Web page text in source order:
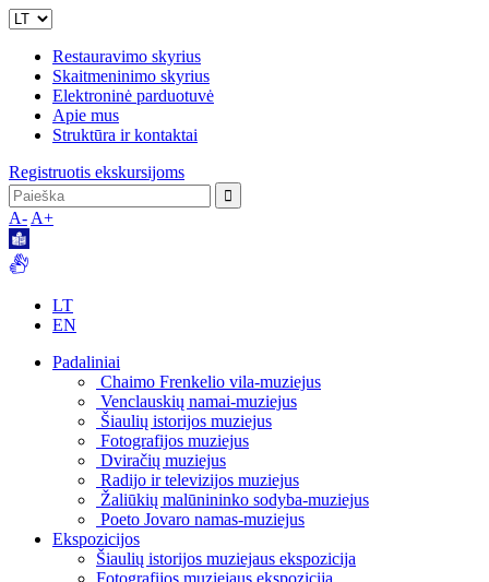
Restauravimo skyrius
Skaitmeninimo skyrius
Elektroninė parduotuvė
Apie mus
Struktūra ir kontaktai
Registruotis ekskursijoms
A- A+
LT
EN
Padaliniai
Chaimo Frenkelio vila-muziejus
Venclauskių namai-muziejus
Šiaulių istorijos muziejus
Fotografijos muziejus
Dviračių muziejus
Radijo ir televizijos muziejus
Žaliūkių malūnininko sodyba-muziejus
Poeto Jovaro namas-muziejus
Ekspozicijos
Šiaulių istorijos muziejaus ekspozicija
Fotografijos muziejaus ekspozicija